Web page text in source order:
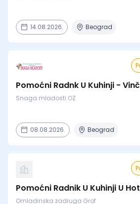
14.08.2026. Beograd
Pomoćni Radnk U Kuhinji -
Snaga mladosti OZ
08.08.2026. Beograd
Pomoćni Radnik U Kuhinji U
Omladinska zadruga Grof